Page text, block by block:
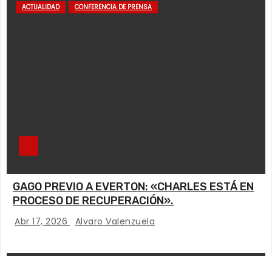
ACTUALIDAD CONFERENCIA DE PRENSA
GAGO PREVIO A EVERTON: «CHARLES ESTÁ EN
PROCESO DE RECUPERACIÓN».
Abr 17, 2026 Alvaro Valenzuela